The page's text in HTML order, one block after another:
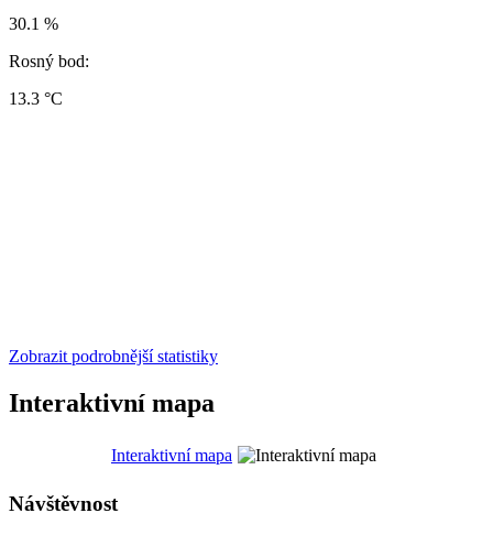
30.1 %
Rosný bod:
13.3 °C
Zobrazit podrobnější statistiky
Interaktivní mapa
Interaktivní mapa
Návštěvnost